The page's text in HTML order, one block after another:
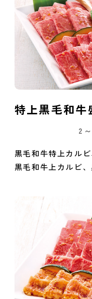
特上黒毛和牛
2
黒毛和牛特上カル
黒毛和牛上カルビ